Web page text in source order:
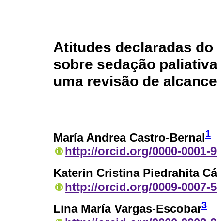
Atitudes declaradas
sobre sedação
uma revisão de alcance
María Andrea Castro-Bernal1
http://orcid.org/0000-0001-
Katerin Cristina Piedrahita
http://orcid.org/0009-0007-
Lina María Vargas-Escobar3